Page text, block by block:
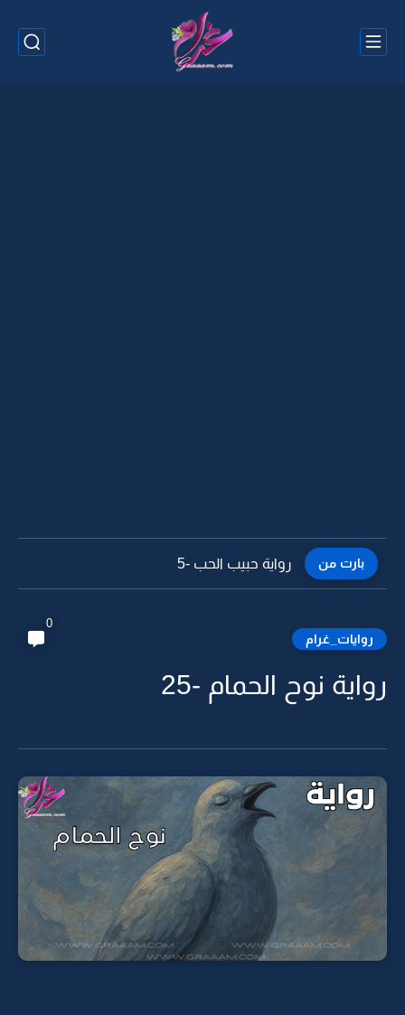
بارت من رواية حبيب الحب -5
روايات_غرام
0
رواية نوح الحمام -25